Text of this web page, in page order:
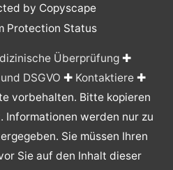
Überprüfung✚
DSGVO ✚ Kontaktiere✚
vorbehalten. Bitte kopieren
Informationen werden nur zu
Sie müssen Ihren
Sie auf den Inhalt dieser